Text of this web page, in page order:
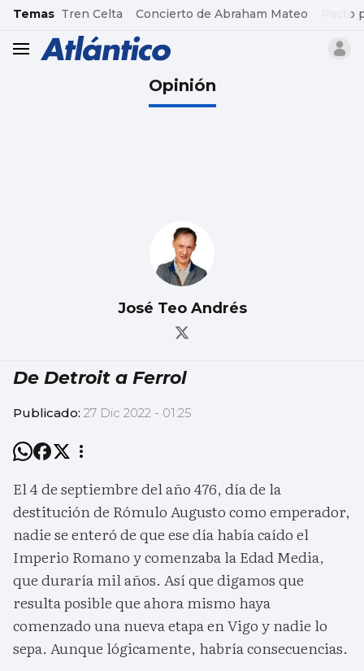
common.go-to-content
Temas Tren Celta Concierto de Abraham Mateo Pacto
header.menu.open
Opinión
José Teo Andrés
De Detroit a Ferrol
Publicado: 27 Dic 2022 - 01:25
El 4 de septiembre del año 476, día de la
destitución de Rómulo Augusto como emperador,
nadie se enteró de que ese día había caído el
Imperio Romano y comenzaba la Edad Media,
que duraría mil años. Así que digamos que
resulta posible que ahora mismo haya
comenzado una nueva etapa en Vigo y nadie lo
sepa. Aunque lógicamente, habría consecuencias.